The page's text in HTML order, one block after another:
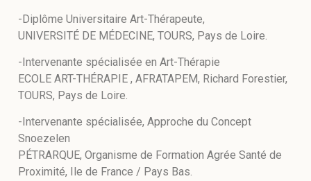
-Diplôme Universitaire Art-Thérapeute,
UNIVERSITÉ DE MÉDECINE, TOURS, Pays de Loire.
-Intervenante spécialisée en Art-Thérapie
ECOLE ART-THÉRAPIE , AFRATAPEM, Richard Forestier,
TOURS, Pays de Loire.
-Intervenante spécialisée, Approche du Concept
Snoezelen
PÉTRARQUE, Organisme de Formation Agrée Santé de
Proximité, Ile de France / Pays Bas.